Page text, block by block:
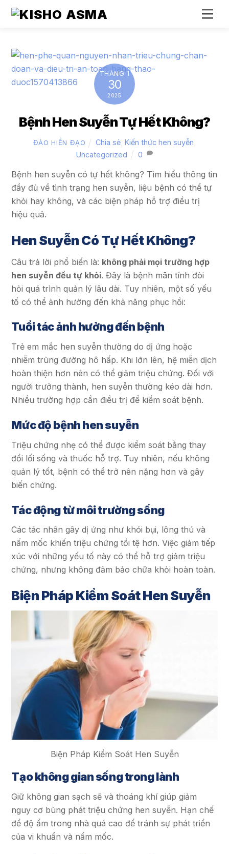
Skip
THÁNG 1
30
2025
Bệnh Hen Suyễn Tự Hết Không?
ĐÀO HIỀN ĐẠO Chia sẻ ,Kiến thức hen suyễn
Uncategorized
0
Bệnh hen suyễn có tự hết không? Tìm hiểu thông tin
đầy đủ về tình trạng hen suyễn, liệu bệnh có thể tự
khỏi hay không, và các biện pháp hỗ trợ điều trị
hiệu quả.
Hen Suyễn Có Tự Hết Không?
Câu trả lời phổ biến là: không phải mọi trường hợp
hen suyễn đều tự khỏi. Đây là bệnh mãn tính đòi
hỏi quá trình quản lý lâu dài. Tuy nhiên, một số yếu
tố có thể ảnh hưởng đến khả năng phục hồi:
Tuổi tác ảnh hưởng đến bệnh
Trẻ em mắc hen suyễn thường do dị ứng hoặc
nhiễm trùng đường hô hấp. Khi lớn lên, hệ miễn dịch
hoàn thiện hơn nên có thể giảm triệu chứng. Đối với
người trưởng thành, hen suyễn thường kéo dài hơn.
Nhiều trường hợp cần điều trị để kiểm soát bệnh.
Mức độ bệnh hen suyễn
Triệu chứng nhẹ có thể được kiểm soát bằng thay
đổi lối sống và thuốc hỗ trợ. Tuy nhiên, nếu không
quản lý tốt, bệnh có thể trở nên nặng hơn và gây
biến chứng.
Tác động từ môi trường sống
Các tác nhân gây dị ứng như khói bụi, lông thú và
nấm mốc khiến triệu chứng tồi tệ hơn. Việc giảm tiếp
xúc với những yếu tố này có thể hỗ trợ giảm triệu
chứng, nhưng không đảm bảo chữa khỏi hoàn toàn.
Biện Pháp Kiểm Soát Hen Suyễn
Biện Pháp Kiểm Soát Hen Suyễn
Tạo không gian sống trong lành
Giữ không gian sạch sẽ và thoáng khí giúp giảm
nguy cơ bùng phát triệu chứng hen suyễn. Hạn chế
để độ ẩm trong nhà quá cao để tránh sự phát triển
của vi khuẩn và nấm mốc.